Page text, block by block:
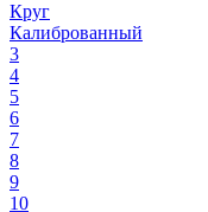
Круг
Калиброванный
3
4
5
6
7
8
9
10